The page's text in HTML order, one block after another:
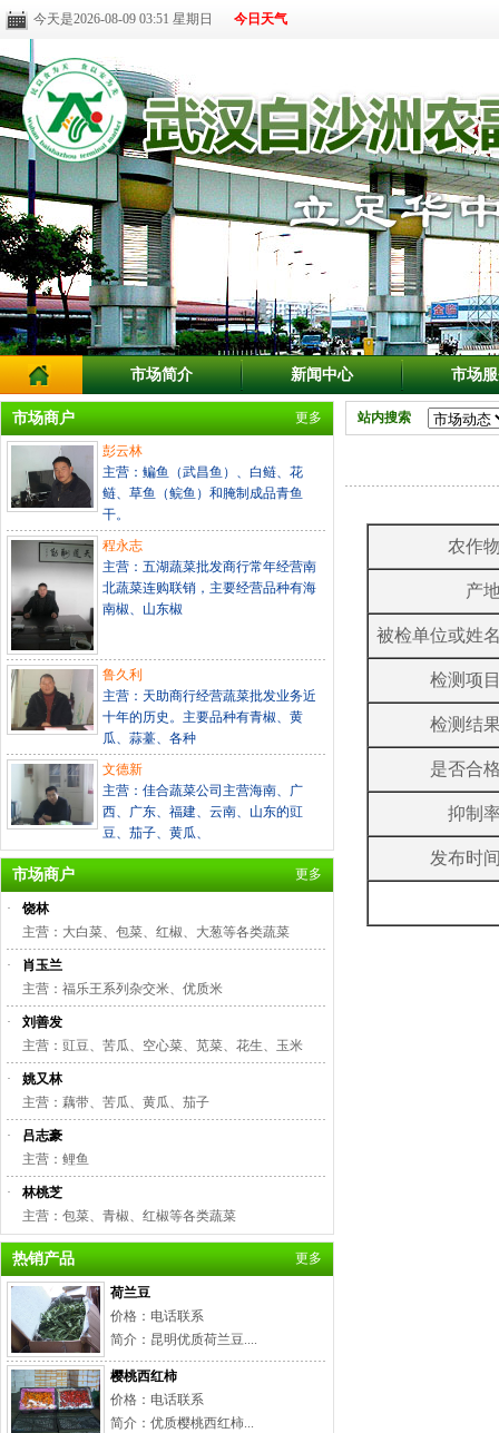
今天是2026-08-09 03:51 星期日 今日天气
市场简介 新闻中心 市场
市场商户 更多
彭云林
主营：鳊鱼（武昌鱼）、白鲢、花
鲢、草鱼（鲩鱼）和腌制成品青鱼
干。
程永志
主营：五湖蔬菜批发商行常年经营南
北蔬菜连购联销，主要经营品种有海
南椒、山东椒
鲁久利
主营：天助商行经营蔬菜批发业务近
十年的历史。主要品种有青椒、黄
瓜、蒜薹、各种
文德新
主营：佳合蔬菜公司主营海南、广
西、广东、福建、云南、山东的豇
豆、茄子、黄瓜、
市场商户 更多
·
饶林
主营：大白菜、包菜、红椒、大葱等各类蔬菜
·
肖玉兰
主营：福乐王系列杂交米、优质米
·
刘善发
主营：豇豆、苦瓜、空心菜、苋菜、花生、玉米
·
姚又林
主营：藕带、苦瓜、黄瓜、茄子
·
吕志豪
主营：鲤鱼
·
林桃芝
主营：包菜、青椒、红椒等各类蔬菜
热销产品 更多
荷兰豆
价格：电话联系
简介：昆明优质荷兰豆....
樱桃西红柿
价格：电话联系
简介：优质樱桃西红柿...
站内搜索
农作
产
被检单位或姓
检测项
检测结
是否合
抑制
发布时